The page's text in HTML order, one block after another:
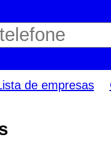
de empresas